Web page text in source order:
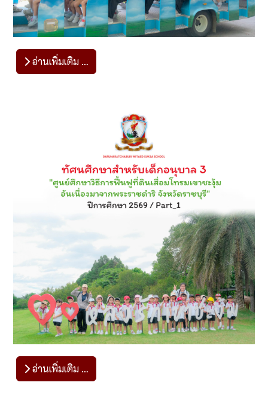
อ่านเพิ่มเติม …
อ่านเพิ่มเติม …